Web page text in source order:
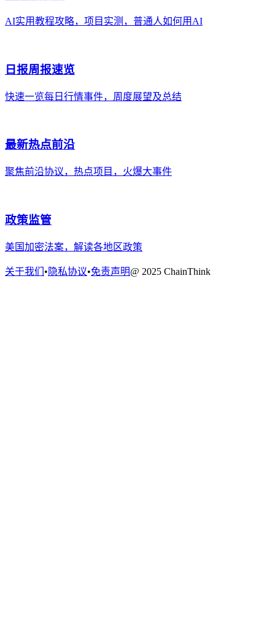
AI实用教程攻略，项目实测，普通人如何用AI
日报周报速览
快速一览每日行情事件，周度展望及总结
最新热点前沿
聚焦前沿协议，热点项目，火爆大事件
政策监管
美国加密法案，解读各地区政策
关于我们 • 隐私协议•免责声明@ 2025 ChainThink